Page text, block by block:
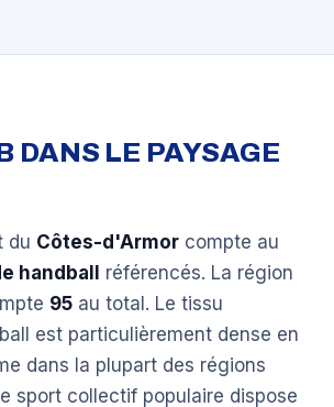
DANS LE PAYSAGE
du Côtes-d'Armor compte au
handball
référencés. La région
95 au total. Le tissu
est particulièrement dense en
dans la plupart des régions
sport collectif populaire dispose